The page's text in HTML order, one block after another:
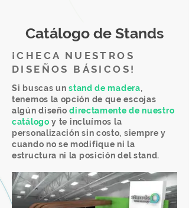
Hacemos tu diseño
personalizado.
También puedes escoger
un diseño prefabricado
para ahorrarte el diseño
Catálogo de Stands
¡CHECA NUESTROS
DISEÑOS BÁSICOS!
Si buscas unstand de madera,
tenemos la opción de que escojas
algún diseñodirectamente de nuestro
catálogo y te incluímos la
personalización sin costo, siempre y
cuando no se modifique ni la
estructura ni la posición del stand.